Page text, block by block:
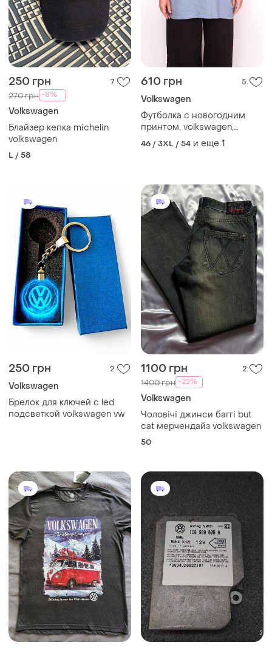
250 грн 7
270 грн -8%
Volkswagen
Блайзер кепка michelin
volkswagen
L / 58
610 грн 5
Volkswagen
Футболка с новогодним
принтом, volkswagen,
большой размер.
46 / 3XL / 54 и еще 1
250 грн 2
Volkswagen
Брелок для ключей с led
подсветкой volkswagen vw
1100 грн 2
1400 грн -22%
Volkswagen
Чоловічі джинси баггі but
cat мерчендайз volkswagen
50